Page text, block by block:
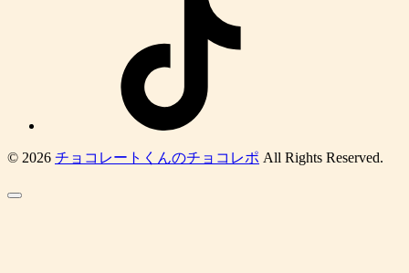
© 2026 チョコレートくんのチョコレポ All Rights Reserved.